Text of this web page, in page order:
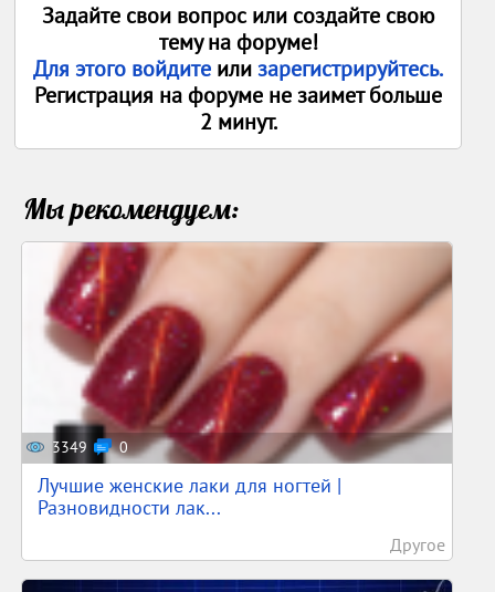
Задайте свои вопрос или создайте свою
тему на форуме!
Для этого войдите илизарегистрируйтесь.
Регистрация на форуме не заимет больше
2 минут.
Мы рекомендуем:
3349 0
Лучшие женские лаки для ногтей |
Разновидности лак...
Другое